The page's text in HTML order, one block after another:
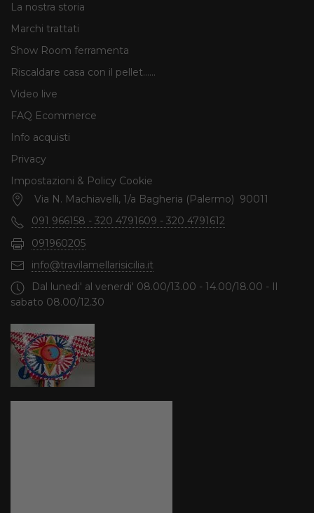
La nostra storia
Marchi trattati
Show Room ferramenta
Riscaldare casa con il pellet......
Video live
FAQ Ecommerce
Info acquisti
Privacy
Impostazioni & Policy Cookie
Via N. Machiavelli, 1/a Bagheria (Palermo) 90011
091 966158 - 320 4791609 - 320 4791612
091960205
info@travilamellarisicilia.it
Dal lunedi' al venerdi' 08.00/13.00 - 14.00/18.00 - Il
sabato 08.00/12.30